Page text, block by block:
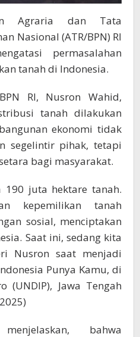
Agraria dan Tata
Nasional (ATR/BPN) RI
permasalahan
tanah di Indonesia.
RI, Nusron Wahid,
tanah dilakukan
ekonomi tidak
segelintir pihak, tetapi
bagi masyarakat.
juta hektare tanah.
kepemilikan tanah
sosial, menciptakan
Saat ini, sedang kita
Nusron saat menjadi
Punya Kamu, di
(UNDIP), Jawa Tengah
bahwa